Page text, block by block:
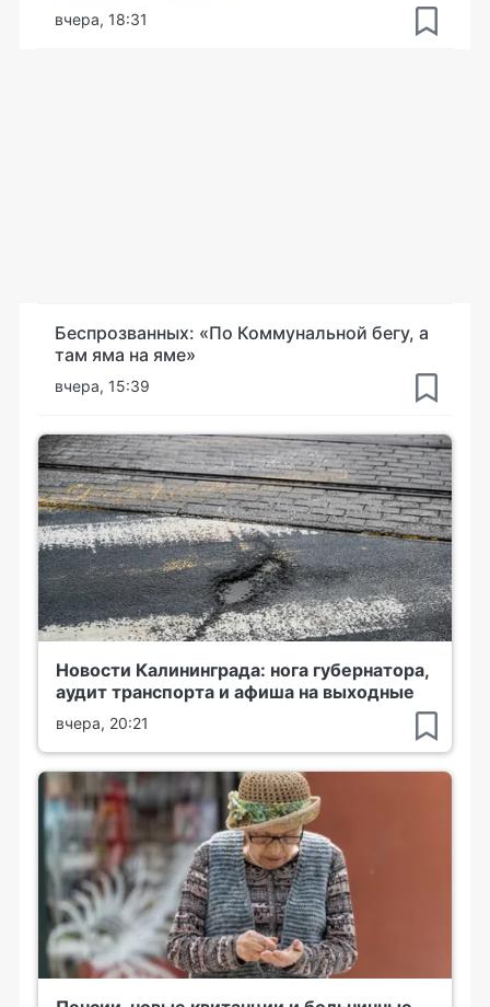
вчера, 18:31
Беспрозванных: «По Коммунальной бегу, а
там яма на яме»
вчера, 15:39
Новости Калининграда: нога губернатора,
аудит транспорта и афиша на выходные
вчера, 20:21